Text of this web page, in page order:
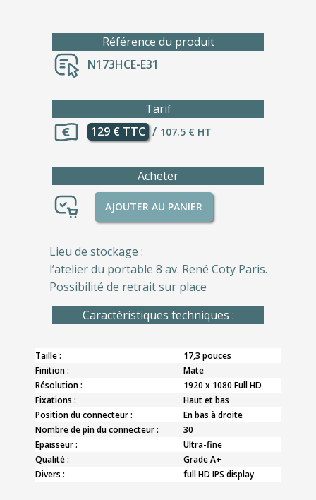
Référence du produit
N173HCE-E31
Tarif
129 € TTC / 107.5 € HT
Acheter
AJOUTER AU PANIER
Lieu de stockage :
l’atelier du portable 8 av. René Coty Paris.
Possibilité de retrait sur place
Caractèristiques techniques :
Taille :
17,3 pouces
Finition :
Mate
Résolution :
1920 x 1080 Full HD
Fixations :
Haut et bas
Position du connecteur :
En bas à droite
Nombre de pin du connecteur :
30
Epaisseur :
Ultra-fine
Qualité :
Grade A+
Divers :
full HD IPS display